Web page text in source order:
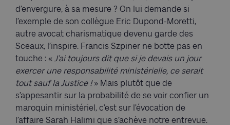
d’envergure, à sa mesure ? On lui demande si
l’exemple de son collègue Eric Dupond-Moretti,
autre avocat charismatique devenu garde des
Sceaux, l’inspire. Francis Szpiner ne botte pas en
touche : « J’ai toujours dit que si je devais un jour
exercer une responsabilité ministérielle, ce serait
tout sauf la Justice !» Mais plutôt que de
s’appesantir sur la probabilité de se voir confier un
maroquin ministériel, c’est sur l’évocation de
l’affaire Sarah Halimi que s’achève notre entrevue.